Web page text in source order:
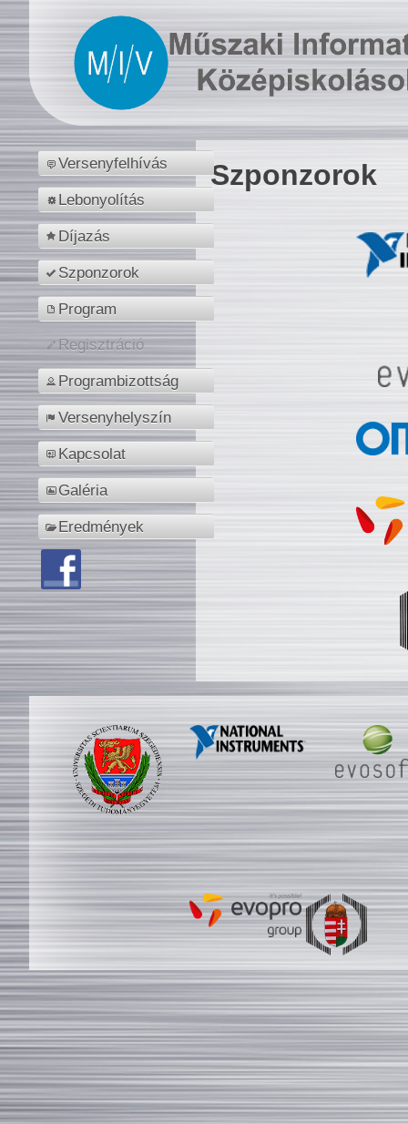
Versenyfelhívás
Lebonyolítás
Díjazás
Szponzorok
Program
Regisztráció
Programbizottság
Versenyhelyszín
Kapcsolat
Galéria
Eredmények
Szponzorok